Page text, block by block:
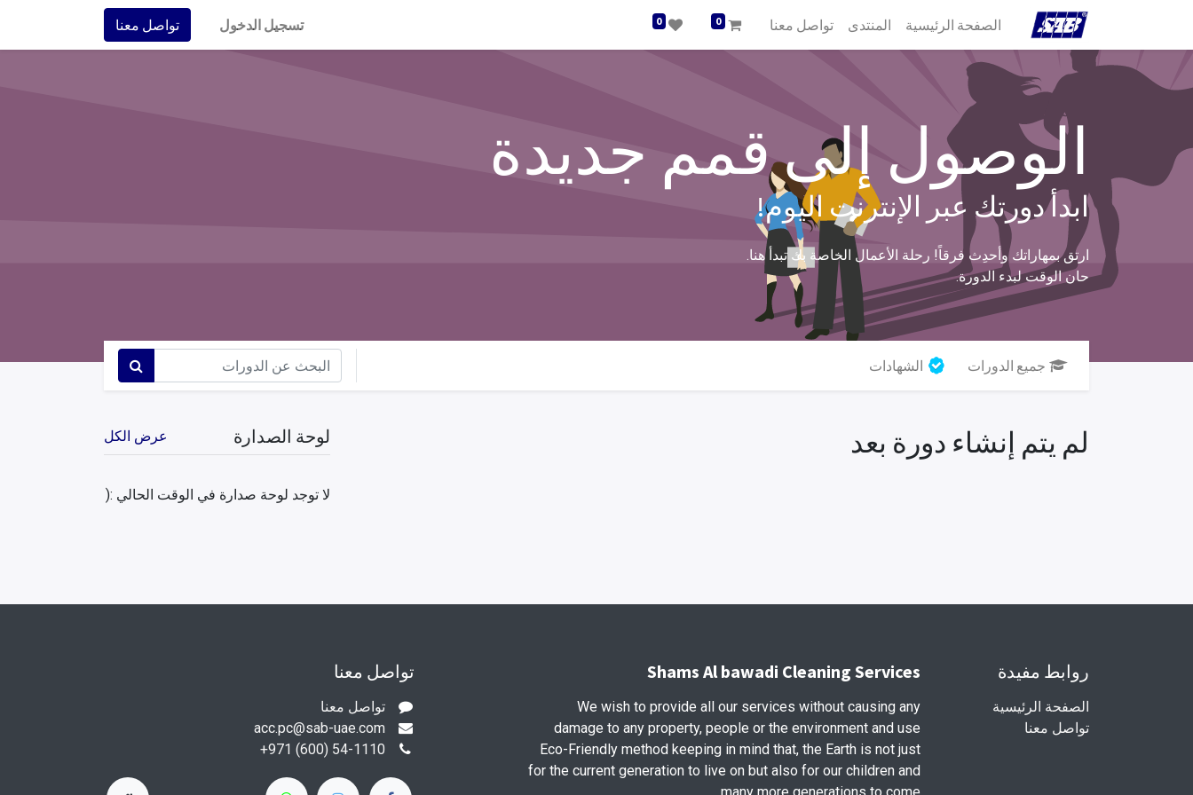
الصفحة الرئيسية المنتدى تواصل معنا 0
0 تسجيل الدخول تواصل معنا
الوصول إلى قمم جديدة
ابدأ دورتك عبر الإنترنت اليوم!
ارتق بمهاراتك وأحدِث فرقاً! رحلة الأعمال الخاصة بك تبدأ هنا.
حان الوقت لبدء الدورة.
جميع الدورات الشهادات
عرض الكل لوحة الصدارة
لا توجد لوحة صدارة في الوقت الحالي :(
لم يتم إنشاء دورة بعد
روابط مفيدة
الصفحة الرئيسية
تواصل معنا
Shams Al bawadi Cleaning Services
We wish to provide all our services without causing any
damage to any property, people or the environment and use
Eco-Friendly method keeping in mind that, the Earth is not just
for the current generation to live on but also for our children and
تواصل معنا
تواصل معنا
acc.pc@sab-uae.com
+971 (600) 54-1110